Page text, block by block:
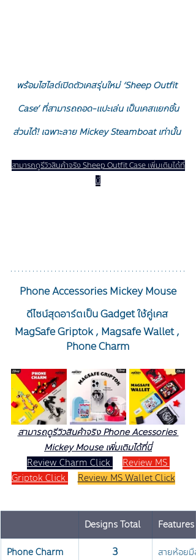
พร้อมไฮไลต์เปิดตัวเคสรุ่นใหม่ ‘Sheep Outfit
Case’ ที่สามารถถอด-แปะเล่น เป็นเคสแยกชิ้น
ส่วนได้! เฉพาะลาย Mickey Steamboat เท่านั้น
สามารถดูรีวิวสินค้าจริง Sheep Outfit Case เพิ่มเติมได้ที่
นี่
ดีไซน์สุดอาร์ตเป็น Gadget ใช้คู่เคส
MagSafe Griptok , Magsafe Wallet ,
Phone Charm
สามารถดูรีวิวสินค้าจริง Phone Acessories
Mickey Mouse เพิ่มเติมได้ที่นี่
Review Charm Click
Review MS
Griptok Click
Review MS Wallet Click
Designs Total Features
Phone Charm 3 สายห้อยมื